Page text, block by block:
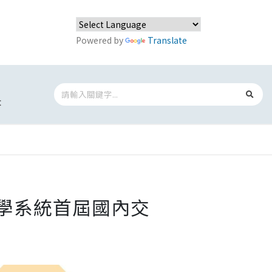
Powered by Translate
系統首屆國內交